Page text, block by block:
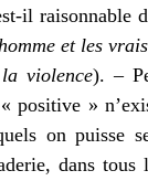
il raisonnable
et les vrais
violence). –
»
on puisse
dans tous